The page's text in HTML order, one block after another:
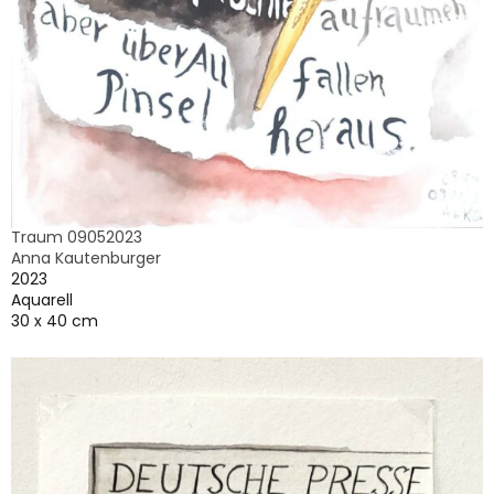
Traum 09052023
Anna Kautenburger
2023
Aquarell
30 x 40 cm